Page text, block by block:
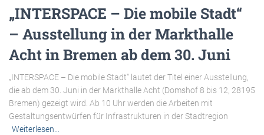
„INTERSPACE – Die mobile Stadt“
– Ausstellung in der Markthalle
Acht in Bremen ab dem 30. Juni
„INTERSPACE – Die mobile Stadt“ lautet der Titel einer Ausstellung,
die ab dem 30. Juni in der Markthalle Acht (Domshof 8 bis 12, 28195
Bremen) gezeigt wird. Ab 10 Uhr werden die Arbeiten mit
Gestaltungsentwürfen für Infrastrukturen in der Stadtregion
Weiterlesen…